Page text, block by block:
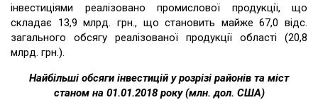
інвестиціями реалізовано промислової продукції, що
складає 13,9 млрд. грн., що становить майже 67,0 відс.
загального обсягу реалізованої продукції області (20,8
млрд. грн.).
Найбільші обсяги інвестицій у розрізі районів та міст
станом на 01.01.2018 року(млн. дол. США)